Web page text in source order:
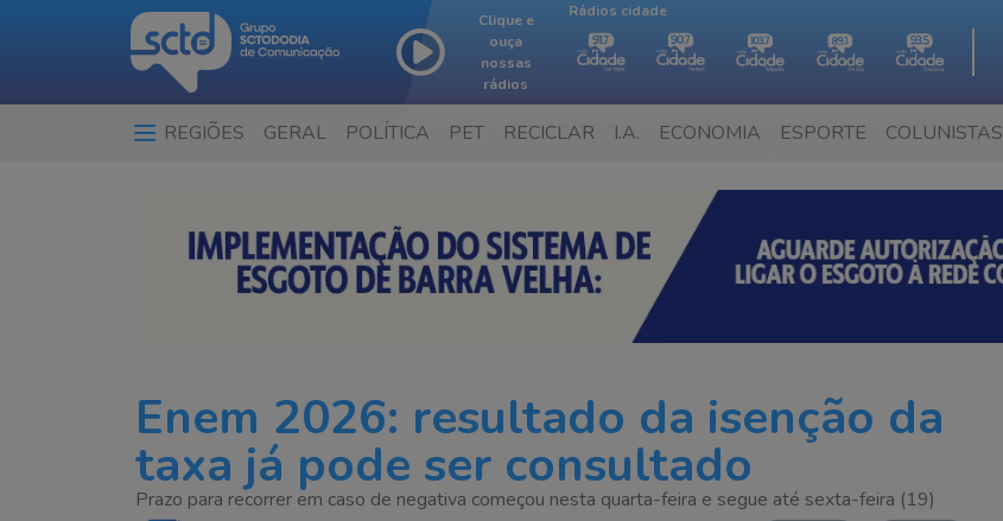
Clique e
ouça
nossas
rádios
Rádios cidade
REGIÕES GERAL POLÍTICA PET RECICLAR I.A. ECONOMIA ESPORTE COLUNISTAS
Enem 2026: resultado da isenção da
taxa já pode ser consultado
Prazo para recorrer em caso de negativa começou nesta quarta-feira e segue até sexta-feira (19)